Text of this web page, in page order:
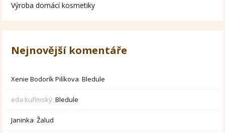
Výroba domácí kosmetiky
Nejnovější komentáře
Xenie Bodorík Pilíkova:Bledule
eda kuřímský:Bledule
Janinka:Žalud